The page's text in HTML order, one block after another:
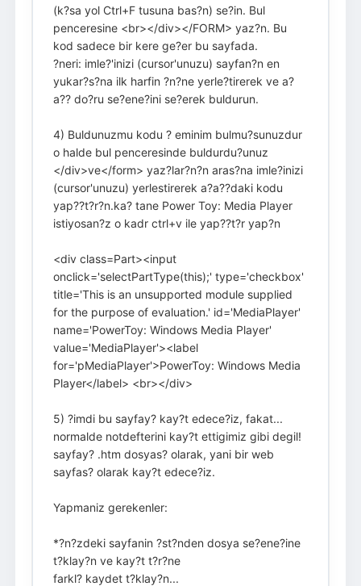
(k?sa yol Ctrl+F tusuna bas?n) se?in. Bul
penceresine <br></div></FORM> yaz?n. Bu
kod sadece bir kere ge?er bu sayfada.
?neri: imle?'inizi (cursor'unuzu) sayfan?n en
yukar?s?na ilk harfin ?n?ne yerle?tirerek ve a?
a?? do?ru se?ene?ini se?erek buldurun.
4) Buldunuzmu kodu ? eminim bulmu?sunuzdur
o halde bul penceresinde buldurdu?unuz
</div>ve</form> yaz?lar?n?n aras?na imle?inizi
(cursor'unuzu) yerlestirerek a?a??daki kodu
yap??t?r?n.ka? tane Power Toy: Media Player
istiyosan?z o kadr ctrl+v ile yap??t?r yap?n
<div class=Part><input
onclick='selectPartType(this);' type='checkbox'
title='This is an unsupported module supplied
for the purpose of evaluation.' id='MediaPlayer'
name='PowerToy: Windows Media Player'
value='MediaPlayer'><label
for='pMediaPlayer'>PowerToy: Windows Media
Player</label> <br></div>
5) ?imdi bu sayfay? kay?t edece?iz, fakat...
normalde notdefterini kay?t ettigimiz gibi degil!
sayfay? .htm dosyas? olarak, yani bir web
sayfas? olarak kay?t edece?iz.
Yapmaniz gerekenler:
*?n?zdeki sayfanin ?st?nden dosya se?ene?ine
t?klay?n ve kay?t t?r?ne
farkl? kaydet t?klay?n...